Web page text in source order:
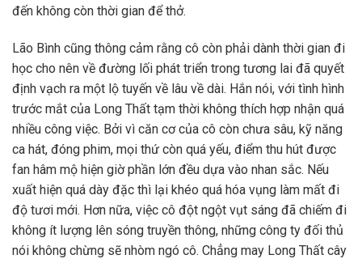
đến không còn thời gian để thở.
Lão Bình cũng thông cảm rằng cô còn phải dành thời gian đi
học cho nên về đường lối phát triển trong tương lai đã quyết
định vạch ra một lộ tuyến về lâu về dài. Hắn nói, với tình hình
trước mắt của Long Thất tạm thời không thích hợp nhận quá
nhiều công việc. Bởi vì căn cơ của cô còn chưa sâu, kỹ năng
ca hát, đóng phim, mọi thứ còn quá yếu, điểm thu hút được
fan hâm mộ hiện giờ phần lớn đều dựa vào nhan sắc. Nếu
xuất hiện quá dày đặc thì lại khéo quá hóa vụng làm mất đi
độ tươi mới. Hơn nữa, việc cô đột ngột vụt sáng đã chiếm đi
không ít lượng lên sóng truyền thông, những công ty đối thủ
nói không chừng sẽ nhòm ngó cô. Chẳng may Long Thất cây